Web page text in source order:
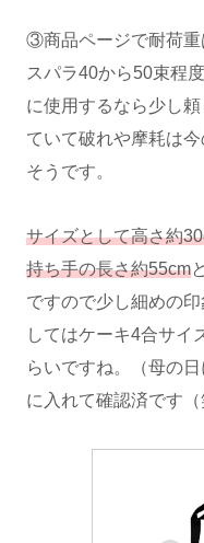
③商品ページで耐荷重
スパラ40から50束程
に使用するなら少し
ていて破れや摩耗は
そうです。
サイズとして高さ約
持ち手の長さ約55cm
ですので少し細めの
してはケーキ4合サイ
らいですね。（母の
に入れて確認済です（